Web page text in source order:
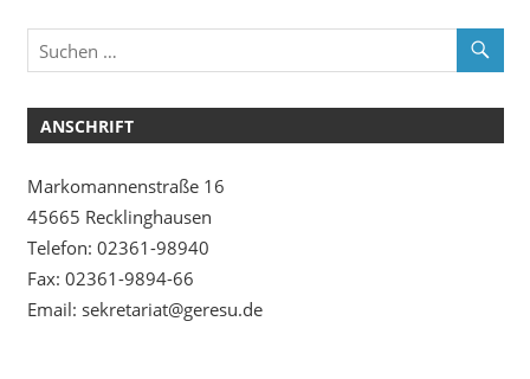
ANSCHRIFT
Markomannenstraße 16
45665 Recklinghausen
Telefon: 02361-98940
Fax: 02361-9894-66
Email: sekretariat@geresu.de